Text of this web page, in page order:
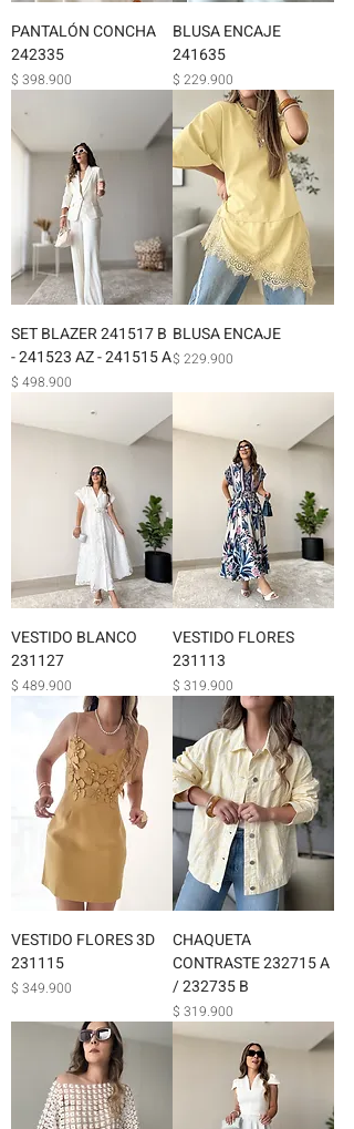
PANTALÓN CONCHA
242335
Precio
$ 398.900
BLUSA ENCAJE
241635
Precio
$ 229.900
SET BLAZER 241517 B
- 241523 AZ - 241515 A
Precio
$ 498.900
BLUSA ENCAJE
Precio
$ 229.900
VESTIDO BLANCO
231127
Precio
$ 489.900
VESTIDO FLORES
231113
Precio
$ 319.900
VESTIDO FLORES 3D
231115
Precio
$ 349.900
CHAQUETA
CONTRASTE 232715 A
/ 232735 B
Precio
$ 319.900